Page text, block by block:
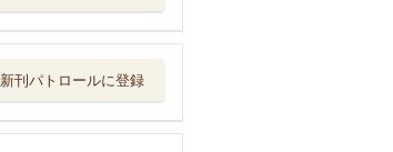
新刊パトロールに登録
ライカでグッドバ
イ カメラマン...
アメリア・イヤハ
集英社